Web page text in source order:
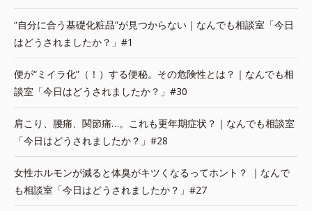
“自分に合う基礎化粧品”が見つからない｜なんでも相談室「今日
はどうされましたか？」#1
便が“ミイラ化”（！）する便秘。その危険性とは？｜なんでも相
談室「今日はどうされましたか？」#30
肩こり、腰痛、関節痛…。これも更年期症状？｜なんでも相談室
「今日はどうされましたか？」#28
女性ホルモンが減ると体臭がキツくなるってホント？ ｜なんで
も相談室「今日はどうされましたか？」#27